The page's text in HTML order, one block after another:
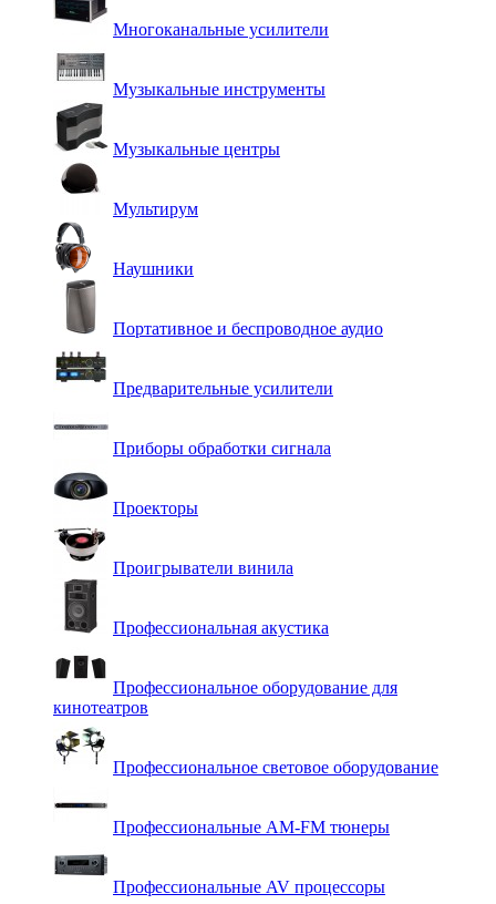
Многоканальные усилители
Музыкальные инструменты
Музыкальные центры
Мультирум
Наушники
Портативное и беспроводное аудио
Предварительные усилители
Приборы обработки сигнала
Проекторы
Проигрыватели винила
Профессиональная акустика
Профессиональное оборудование для
кинотеатров
Профессиональное световое оборудование
Профессиональные AM-FM тюнеры
Профессиональные AV процессоры